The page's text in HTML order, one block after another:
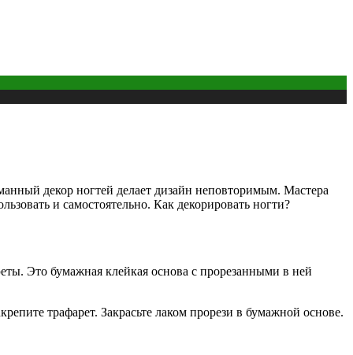
декор ногтей делает дизайн неповторимым. Мастера
и самостоятельно. Как декорировать ногти?
Это бумажная клейкая основа с прорезанными в ней
трафарет. Закрасьте лаком прорези в бумажной основе.